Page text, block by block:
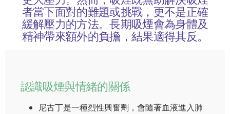
者當下面對的難題或挑戰，更不是正確
緩解壓力的方法。長期吸煙會為身體及
精神帶來額外的負擔，結果適得其反。
認識吸煙與情緒的關係
尼古丁是一種烈性興奮劑，會隨著血液進入肺